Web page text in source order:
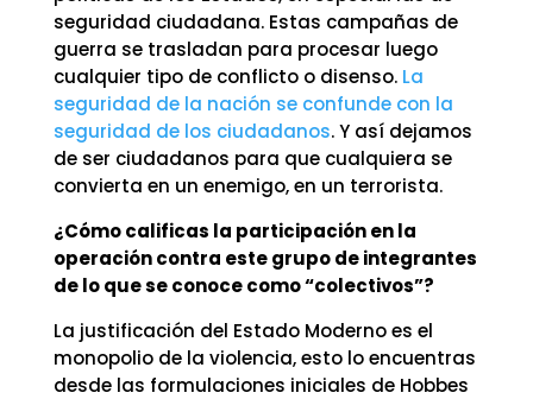
seguridad ciudadana. Estas campañas de
guerra se trasladan para procesar luego
cualquier tipo de conflicto o disenso. La
seguridad de la nación se confunde con la
seguridad de los ciudadanos. Y así dejamos
de ser ciudadanos para que cualquiera se
convierta en un enemigo, en un terrorista.
¿Cómo calificas la participación en la
operación contra este grupo de integrantes
de lo que se conoce como “colectivos”?
La justificación del Estado Moderno es el
monopolio de la violencia, esto lo encuentras
desde las formulaciones iniciales de Hobbes